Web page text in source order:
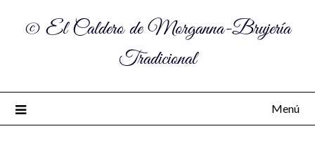
© El Caldero de Morganna-Brujería
Tradicional
Menú